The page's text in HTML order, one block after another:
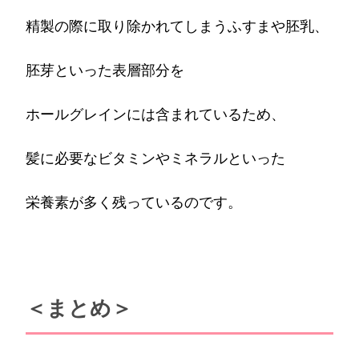
精製の際に取り除かれてしまうふすまや胚乳、
胚芽といった表層部分を
ホールグレインには含まれているため、
髪に必要なビタミンやミネラルといった
栄養素が多く残っているのです。
＜まとめ＞